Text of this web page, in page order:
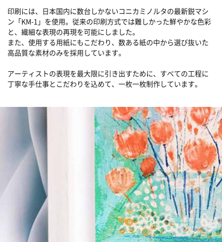
印刷には、日本国内に数台しかないコニカミノルタの最新鋭マシ
ン「KM-1」を使用。従来の印刷方式では難しかった鮮やかな色彩
と、繊細な表現の再現を可能にしました。
また、使用する用紙にもこだわり、数ある紙の中から選び抜いた
高品質な素材のみを採用しています。
アーティストの表現を最大限に引き出すために、すべての工程に
丁寧な手仕事とこだわりを込めて、一枚一枚制作しています。